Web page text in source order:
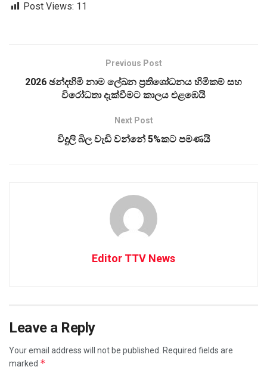
Post Views: 11
Previous Post
2026 ඡන්දහිමි නාම ලේඛන ප්‍රතිශෝධනය හිමිකම් සහ
විරෝධතා දැක්වීමට කාලය එළඹෙයි
Next Post
විදුලි බිල වැඩි වන්නේ 5%කට පමණයි
Editor TTV News
Leave a Reply
Your email address will not be published. Required fields are
marked *